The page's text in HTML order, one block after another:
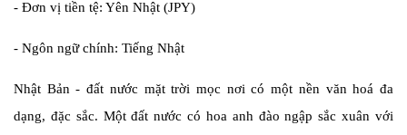
- Đơn vị tiền tệ: Yên Nhật (JPY)
- Ngôn ngữ chính: Tiếng Nhật
Nhật Bản - đất nước mặt trời mọc nơi có một nền văn hoá đa
dạng, đặc sắc. Một đất nước có hoa anh đào ngập sắc xuân với